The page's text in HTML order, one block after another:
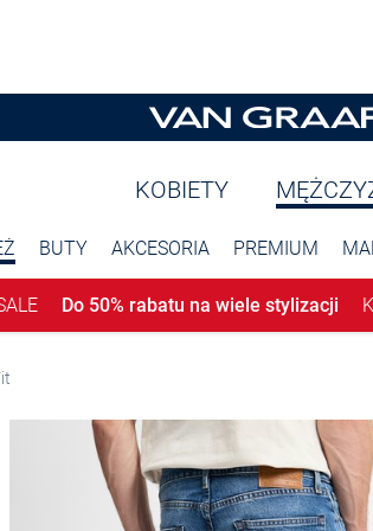
KOBIETY
BUTY AKCESORIA PREMIUM
Do 50% rabatu na wiele stylizacji